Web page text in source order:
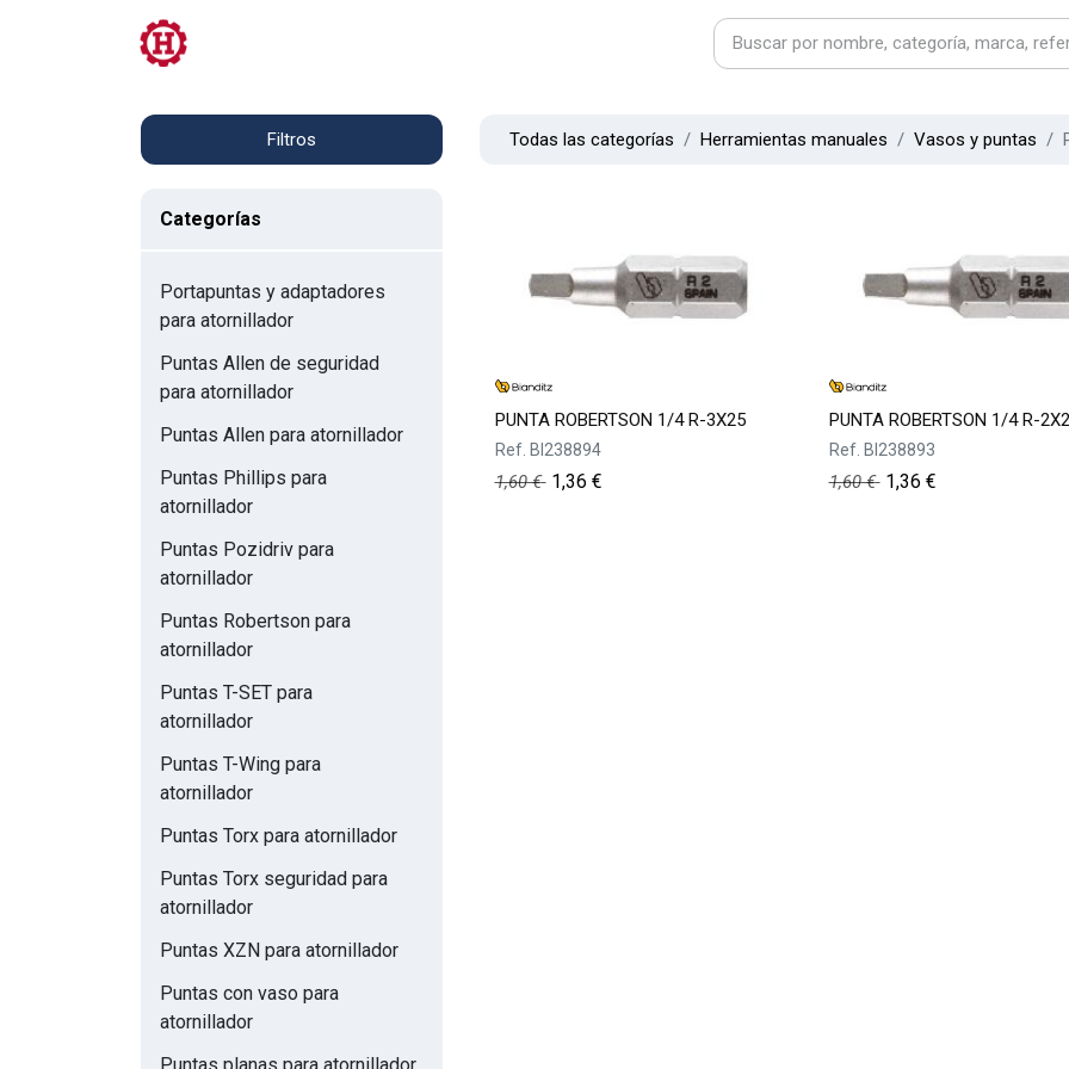
Filtros
Categorías
Portapuntas y adaptadores
para atornillador
Puntas Allen de seguridad
para atornillador
Puntas Allen para atornillador
Puntas Phillips para
atornillador
Puntas Pozidriv para
atornillador
Puntas Robertson para
atornillador
Puntas T-SET para
atornillador
Puntas T-Wing para
atornillador
Puntas Torx para atornillador
Puntas Torx seguridad para
atornillador
Puntas XZN para atornillador
Puntas con vaso para
atornillador
Todas las categorías Herramientas manuales Vasos y puntas
PUNTA ROBERTSON 1/4 R-3X25
Ref. BI238894
1,60€ 1,36 €
PUNTA ROBERTSON 1/4 R-
Ref. BI238893
1,60€ 1,36 €